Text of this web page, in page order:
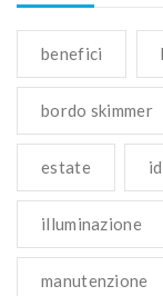
benefici
bordo skimmer
estate
illuminazione
manutenzione